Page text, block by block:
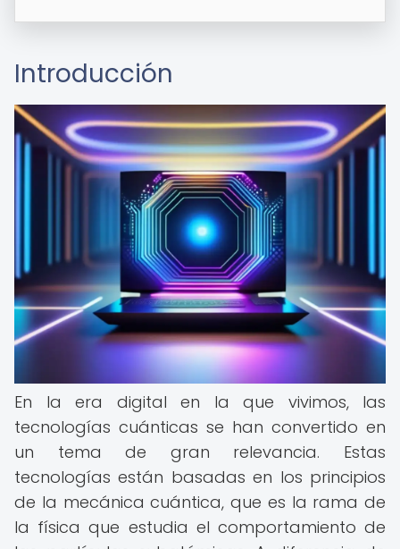
Introducción
En la era digital en la que vivimos, las
tecnologías cuánticas se han convertido en
un tema de gran relevancia. Estas
tecnologías están basadas en los principios
de la mecánica cuántica, que es la rama de
la física que estudia el comportamiento de